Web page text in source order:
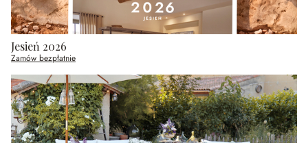
Jesień 2026
Zamów bezpłatnie